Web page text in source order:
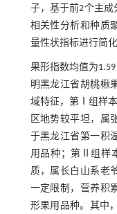
子，基于前2个主
相关性分析和种质
量性状指标进行简
果形指数均值为
明黑龙江省胡桃楸
域特征，第Ⅰ组样
区地势较平坦，属
于黑龙江省第一积
用品种；第Ⅱ组样
质，属长白山系老
一定限制，营养积
形果用品种。其中